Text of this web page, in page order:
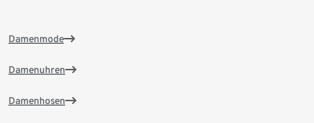
Damenmode
Damenuhren
Damenhosen